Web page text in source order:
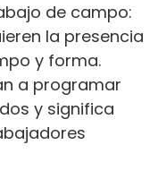
de campo:
la presencia
y forma.
a programar
y significa